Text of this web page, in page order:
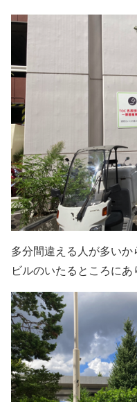
多分間違える人が多い
ビルのいたるところにあ